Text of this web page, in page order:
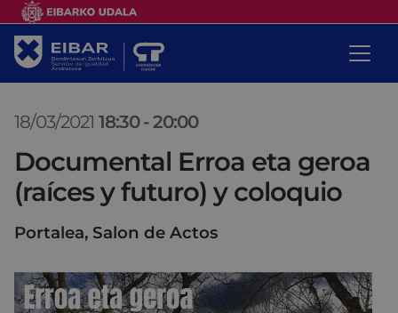
18/03/2021 18:30 -20:00
Documental Erroa eta geroa
(raíces y futuro) y coloquio
Portalea, Salon de Actos